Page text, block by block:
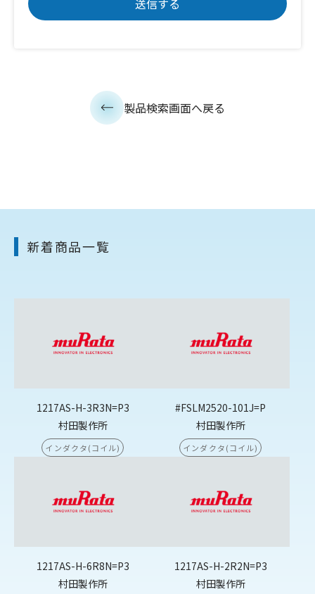
製品検索画面へ戻る
新着商品一覧
1217AS-H-3R3N=P3
村田製作所
インダクタ(コイル)
#FSLM2520-101J=P
村田製作所
インダクタ(コイル)
1217AS-H-6R8N=P3
村田製作所
1217AS-H-2R2N=P3
村田製作所